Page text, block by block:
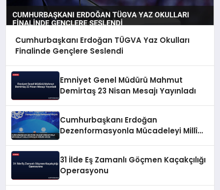
Cumhurbaşkanı Erdoğan TÜGVA Yaz Okulları
Finalinde Gençlere Seslendi
Emniyet Genel Müdürü Mahmut
Demirtaş 23 Nisan Mesajı Yayınladı
Cumhurbaşkanı Erdoğan
Dezenformasyonla Mücadeleyi Millî
31 İlde Eş Zamanlı Göçmen Kaçakçılığı
Operasyonu